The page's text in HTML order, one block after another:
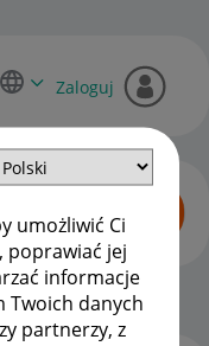
umożliwić Ci
poprawiać jej
informacje
Twoich danych
partnerzy, z
Zaloguj
OPCJE